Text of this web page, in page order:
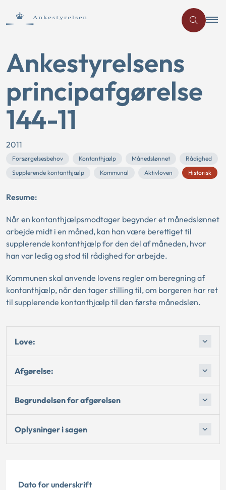
Ankestyrelsens
principafgørelse
144-11
2011
Forsørgelsesbehov Kontanthjælp Månedslønnet
Rådighed
Supplerende kontanthjælp
Kommunal Aktivloven Historisk
Resume:
Når en kontanthjælpsmodtager begynder et månedslønnet
arbejde midt i en måned, kan han være berettiget til
supplerende kontanthjælp for den del af måneden, hvor
han var ledig og stod til rådighed for arbejde.
Kommunen skal anvende lovens regler om beregning af
kontanthjælp, når den tager stilling til, om borgeren har ret
til supplerende kontanthjælp til den første månedsløn.
Love:
Afgørelse:
Begrundelsen for afgørelsen
Oplysninger i sagen
Dato for underskrift